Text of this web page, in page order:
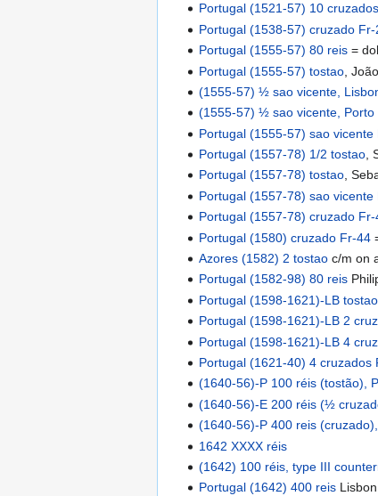
Portugal (1521-57) 10
Portugal (1538-57) cruzado Fr-
Portugal (1555-57) 80 reis =
Portugal (1555-57) tostao ,
(1555-57) ½ sao vicente,
(1555-57) ½ sao vicente, Porto
Portugal (1555-57) sao vicente
Portugal (1557-78) 1/2 tostao ,
Portugal (1557-78) tostao,
Portugal (1557-78) sao vicente
Portugal (1557-78) cruzado Fr-
Portugal (1580) cruzado Fr-44
Azores (1582) 2 tostao c/m on
Portugal (1582-98) 80 reis
Portugal (1598-1621)-LB tostao
Portugal (1598-1621)-LB 2
Portugal (1598-1621)-LB 4
Portugal (1621-40) 4 cruzados
(1640-56)-P 100 réis (tostão),
(1640-56)-E 200 réis (½
(1640-56)-P 400 reis
1642 XXXX réis
(1642) 100 réis, type III
Portugal (1642) 400 reis